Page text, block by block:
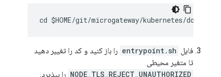
فایل entrypoint.sh را باز کنید و کد را تغییر دهید
تا متغیر محیطی
NODE_TLS_REJECT_UNAUTHORIZED را بپذیرد.